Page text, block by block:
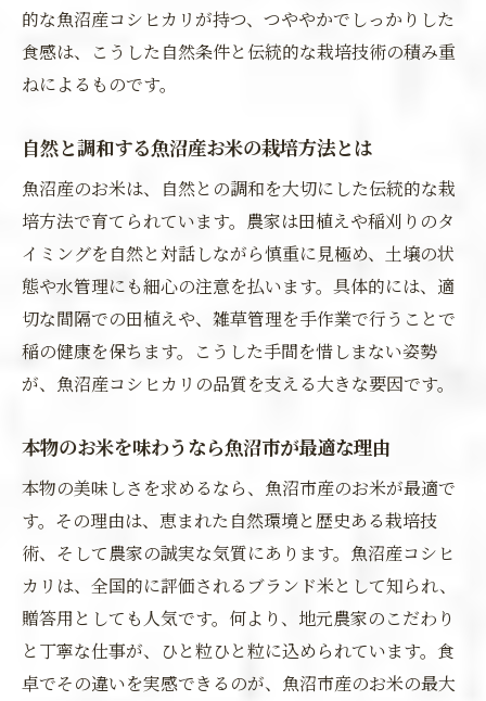
的な魚沼産コシヒカリが持つ、つややかでしっかりした
食感は、こうした自然条件と伝統的な栽培技術の積み重
ねによるものです。
自然と調和する魚沼産お米の栽培方法とは
魚沼産のお米は、自然との調和を大切にした伝統的な栽
培方法で育てられています。農家は田植えや稲刈りのタ
イミングを自然と対話しながら慎重に見極め、土壌の状
態や水管理にも細心の注意を払います。具体的には、適
切な間隔での田植えや、雑草管理を手作業で行うことで
稲の健康を保ちます。こうした手間を惜しまない姿勢
が、魚沼産コシヒカリの品質を支える大きな要因です。
本物のお米を味わうなら魚沼市が最適な理由
本物の美味しさを求めるなら、魚沼市産のお米が最適で
す。その理由は、恵まれた自然環境と歴史ある栽培技
術、そして農家の誠実な気質にあります。魚沼産コシヒ
カリは、全国的に評価されるブランド米として知られ、
贈答用としても人気です。何より、地元農家のこだわり
と丁寧な仕事が、ひと粒ひと粒に込められています。食
卓でその違いを実感できるのが、魚沼市産のお米の最大